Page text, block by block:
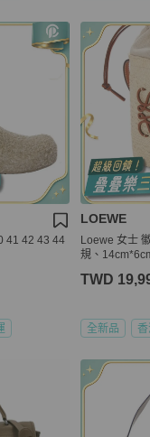
41 42 43 44
LOEWE
Loewe 女士
規、
TWD
全新品